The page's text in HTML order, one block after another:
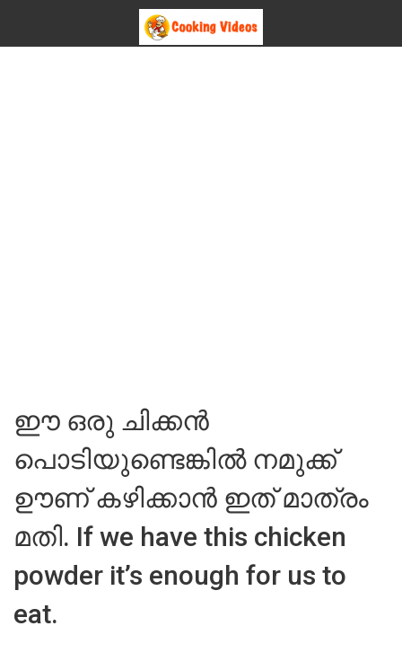
ഈ ഒരു ചിക്കൻ
പൊടിയുണ്ടെങ്കിൽ നമുക്ക്
ഊണ് കഴിക്കാൻ ഇത് മാത്രം
മതി. If we have this chicken
powder it’s enough for us to
eat.